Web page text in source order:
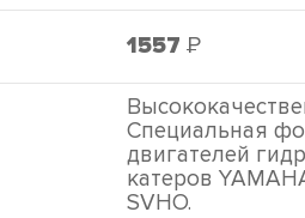
1557 Р
Специальная
двигателей
катеров
SVHO.